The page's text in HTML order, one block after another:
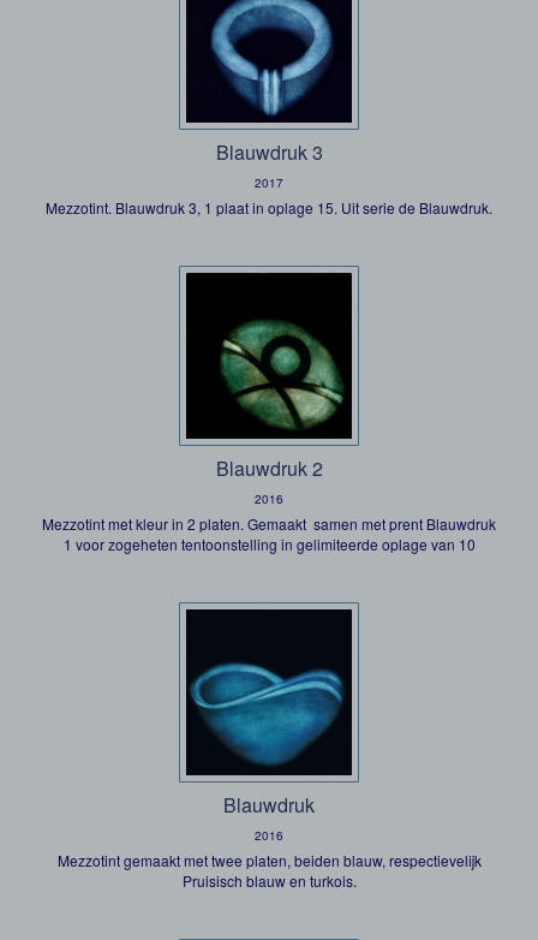
Blauwdruk 3
2017
Mezzotint. Blauwdruk 3, 1 plaat in oplage 15. Uit serie de Blauwdruk.
Blauwdruk 2
2016
Mezzotint met kleur in 2 platen. Gemaakt samen met prent Blauwdruk
1 voor zogeheten tentoonstelling in gelimiteerde oplage van 10
Blauwdruk
2016
Mezzotint gemaakt met twee platen, beiden blauw, respectievelijk
Pruisisch blauw en turkois.